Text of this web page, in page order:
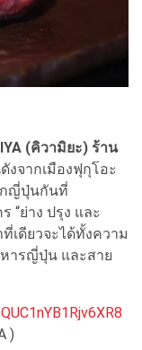
(คิวามิยะ) ร้าน
งจากเมืองฟุกุโอะ
กญี่ปุ่นกันที่
“ย่าง ปรุง และ
เดียวจะได้ทั้งความ
ารญี่ปุ่น และสาย
)